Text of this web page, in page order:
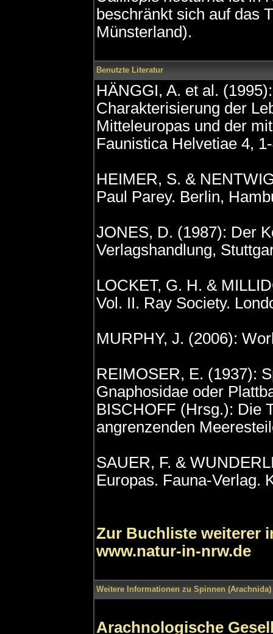
beschränkt sich auf das
Münsterland).
Benutzte Literatur
HÄNGGI, A. et al.
Charakterisierung der
Mitteleuropas und der
Faunistica Helvetiae 4,
HEIMER, S. &
Paul Parey. Berlin,
JONES, D. (1987): Der
Verlagshandlung,
LOCKET, G. H. &
Vol. II. Ray Society.
MURPHY, J. (2006):
REIMOSER, E. (1937):
Gnaphosidae oder
BISCHOFF (Hrsg.): Die
angrenzenden
SAUER, F. &
Europas. Fauna-Verlag.
Zur Buchliste weiterer
www.natur-in-nrw.de
Weitere Informationen zu Spinnen
Arachnologische